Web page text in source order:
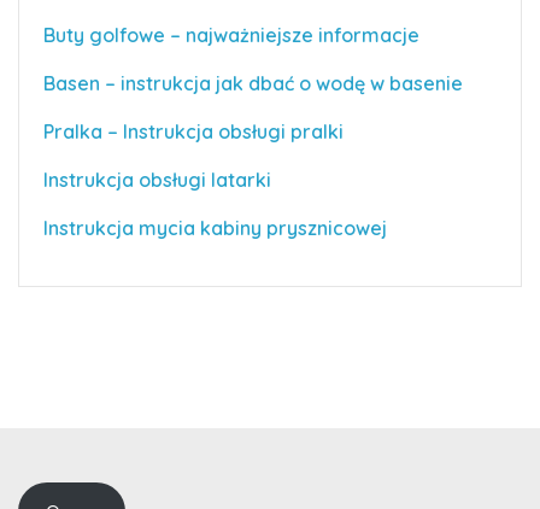
Buty golfowe – najważniejsze informacje
Basen – instrukcja jak dbać o wodę w basenie
Pralka – Instrukcja obsługi pralki
Instrukcja obsługi latarki
Instrukcja mycia kabiny prysznicowej